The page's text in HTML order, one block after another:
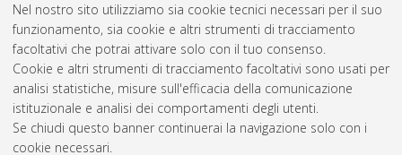
Nel nostro sito utilizziamo sia cookie tecnici necessari per il suo
funzionamento, sia cookie e altri strumenti di tracciamento
facoltativi che potrai attivare solo con il tuo consenso.
Cookie e altri strumenti di tracciamento facoltativi sono usati per
analisi statistiche, misure sull'efficacia della comunicazione
istituzionale e analisi dei comportamenti degli utenti.
Se chiudi questo banner continuerai la navigazione solo con i
cookie necessari.
di sicurezza in ambito urbano ed extra urbano.[Laurea],
Università di Bologna, Corso di Studio in Ingegneria civile [L-
Ante DM509]
Questa lista e' stata generata ilSat Aug 8 20:40:45 2026
CEST